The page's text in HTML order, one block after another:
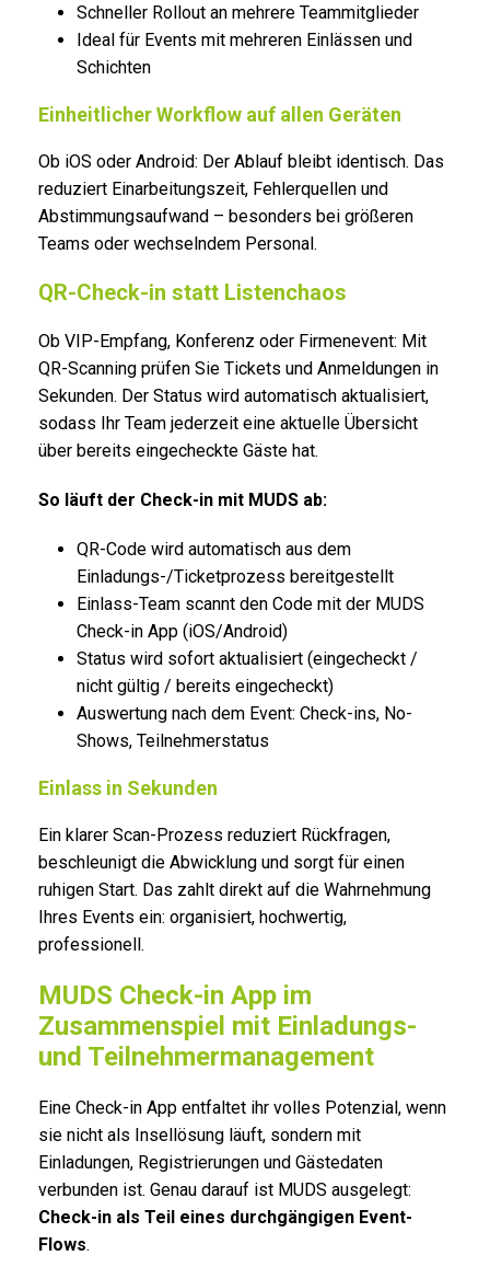
Schneller Rollout an mehrere Teammitglieder
Ideal für Events mit mehreren Einlässen und
Schichten
Einheitlicher Workflow auf allen Geräten
Ob iOS oder Android: Der Ablauf bleibt identisch. Das
reduziert Einarbeitungszeit, Fehlerquellen und
Abstimmungsaufwand – besonders bei größeren
Teams oder wechselndem Personal.
QR-Check-in statt Listenchaos
Ob VIP-Empfang, Konferenz oder Firmenevent: Mit
QR-Scanning prüfen Sie Tickets und Anmeldungen in
Sekunden. Der Status wird automatisch aktualisiert,
sodass Ihr Team jederzeit eine aktuelle Übersicht
über bereits eingecheckte Gäste hat.
So läuft der Check-in mit MUDS ab:
QR-Code wird automatisch aus dem
Einladungs-/Ticketprozess bereitgestellt
Einlass-Team scannt den Code mit der MUDS
Check-in App (iOS/Android)
Status wird sofort aktualisiert (eingecheckt /
nicht gültig / bereits eingecheckt)
Auswertung nach dem Event: Check-ins, No-
Shows, Teilnehmerstatus
Einlass in Sekunden
Ein klarer Scan-Prozess reduziert Rückfragen,
beschleunigt die Abwicklung und sorgt für einen
ruhigen Start. Das zahlt direkt auf die Wahrnehmung
Ihres Events ein: organisiert, hochwertig,
professionell.
MUDS Check-in App im
Zusammenspiel mit Einladungs-
und Teilnehmermanagement
Eine Check-in App entfaltet ihr volles Potenzial, wenn
sie nicht als Insellösung läuft, sondern mit
Einladungen, Registrierungen und Gästedaten
verbunden ist. Genau darauf ist MUDS ausgelegt:
Check-in als Teil eines durchgängigen Event-
Flows.